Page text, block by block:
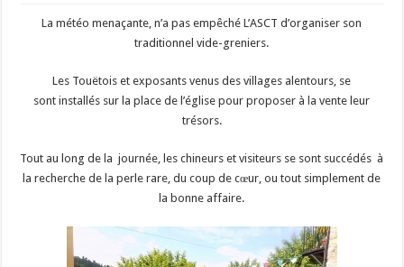
La météo menaçante, n’a pas empêché L’ASCT d’organiser son
traditionnel vide-greniers.
Les Touëtois et exposants venus des villages alentours, se
sont installés sur la place de l’église pour proposer à la vente leur
trésors.
Tout au long de la journée, les chineurs et visiteurs se sont succédés à
la recherche de la perle rare, du coup de cœur, ou tout simplement de
la bonne affaire.